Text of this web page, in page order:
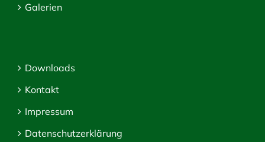
Galerien
Downloads
Kontakt
Impressum
Datenschutzerklärung